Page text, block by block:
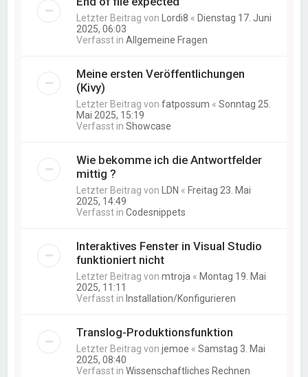
Letzter Beitrag von Lordi8 « Dienstag 17. Juni
2025, 06:03
Verfasst inAllgemeine Fragen
Meine ersten Veröffentlichungen
(Kivy)
Letzter Beitrag vonfatpossum «Sonntag 25.
Mai 2025, 15:19
Verfasst inShowcase
Wie bekomme ich die Antwortfelder
mittig ?
Letzter Beitrag von LDN « Freitag 23. Mai
2025, 14:49
Verfasst inCodesnippets
Interaktives Fenster in Visual Studio
funktioniert nicht
Letzter Beitrag vonmtroja « Montag 19. Mai
2025, 11:11
Verfasst in Installation/Konfigurieren
Translog-Produktionsfunktion
Letzter Beitrag vonjemoe «Samstag 3. Mai
2025, 08:40
Verfasst inWissenschaftliches Rechnen